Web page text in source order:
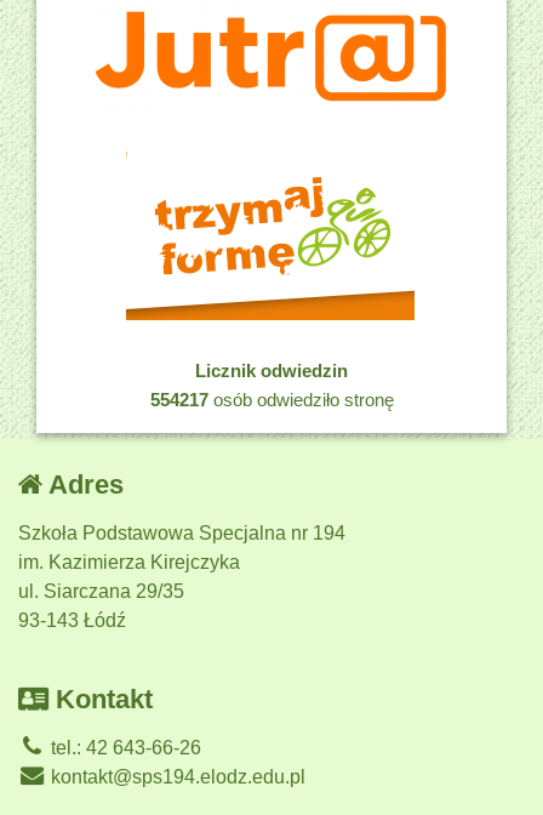
Licznik odwiedzin
554217osób odwiedziło stronę
Adres
Szkoła Podstawowa Specjalna nr 194
im. Kazimierza Kirejczyka
ul. Siarczana 29/35
93-143 Łódź
Kontakt
tel.: 42 643-66-26
kontakt@sps194.elodz.edu.pl